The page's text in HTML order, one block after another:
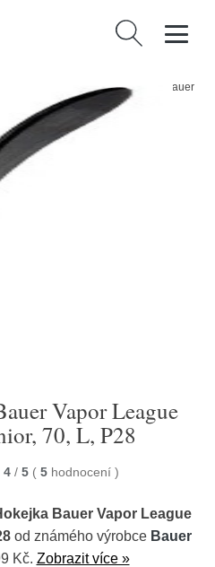
Vyhledávání
Zimní sporty/Hokej
Bauer
SR, Senior, 70, L, P28
Vapor League
70, L, P28
4 / 5 ( 5 hodnocení )
Bauer Vapor League
od známého výrobce Bauer
Kč. Zobrazit více »